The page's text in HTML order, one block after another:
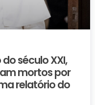
do século XXI,
mortos por
relatório do